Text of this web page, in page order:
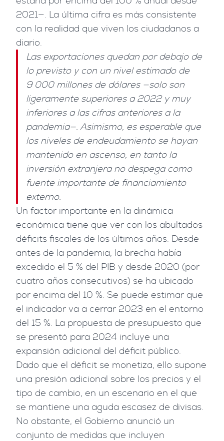
2021—. La última cifra es más consistente
con la realidad que viven los ciudadanos a
diario.
Las exportaciones quedan por debajo de
lo previsto y con un nivel estimado de
9 000 millones de dólares —solo son
ligeramente superiores a 2022 y muy
inferiores a las cifras anteriores a la
pandemia—. Asimismo, es esperable que
los niveles de endeudamiento se hayan
mantenido en ascenso, en tanto la
inversión extranjera no despega como
fuente importante de financiamiento
externo.
Un factor importante en la dinámica
económica tiene que ver con los abultados
déficits fiscales de los últimos años. Desde
antes de la pandemia, la brecha había
excedido el 5 % del PIB y desde 2020 (por
cuatro años consecutivos) se ha ubicado
por encima del 10 %. Se puede estimar que
el indicador va a cerrar 2023 en el entorno
del 15 %. La propuesta de presupuesto que
se presentó para 2024 incluye una
expansión adicional del déficit público.
Dado que el déficit se monetiza, ello supone
una presión adicional sobre los precios y el
tipo de cambio, en un escenario en el que
se mantiene una aguda escasez de divisas.
No obstante, el Gobierno anunció un
conjunto de medidas que incluyen